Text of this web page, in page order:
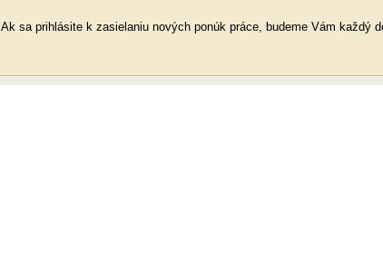
Ak sa prihlásite k zasielaniu nových ponúk práce, budeme Vám každý